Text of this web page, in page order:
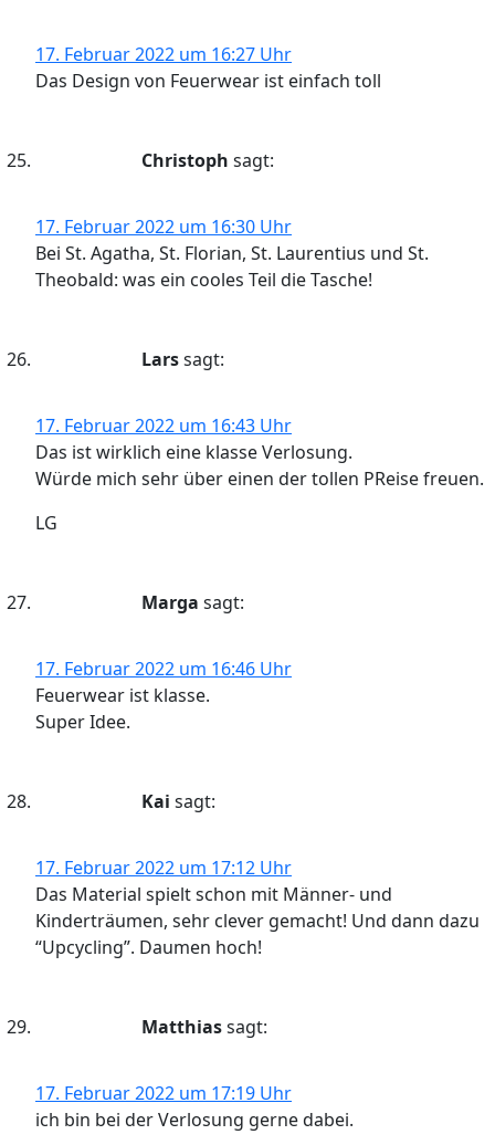
17. Februar 2022 um 16:27 Uhr
Das Design von Feuerwear ist einfach toll
Christoph sagt:
17. Februar 2022 um 16:30 Uhr
Bei St. Agatha, St. Florian, St. Laurentius und St.
Theobald: was ein cooles Teil die Tasche!
Larssagt:
17. Februar 2022 um 16:43 Uhr
Das ist wirklich eine klasse Verlosung.
Würde mich sehr über einen der tollen PReise freuen.
LG
Marga sagt:
17. Februar 2022 um 16:46 Uhr
Feuerwear ist klasse.
Super Idee.
Kai sagt:
17. Februar 2022 um 17:12 Uhr
Das Material spielt schon mit Männer- und
Kinderträumen, sehr clever gemacht! Und dann dazu
“Upcycling”. Daumen hoch!
Matthiassagt:
17. Februar 2022 um 17:19 Uhr
ich bin bei der Verlosung gerne dabei.